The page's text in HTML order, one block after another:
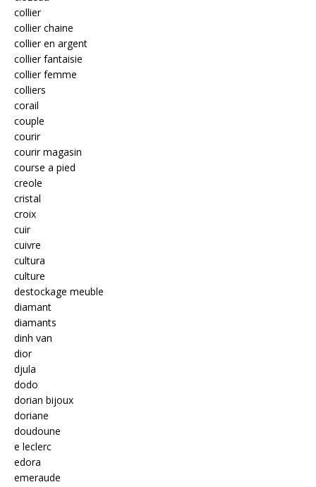
collier
collier chaine
collier en argent
collier fantaisie
collier femme
colliers
corail
couple
courir
courir magasin
course a pied
creole
cristal
croix
cuir
cuivre
cultura
culture
destockage meuble
diamant
diamants
dinh van
dior
djula
dodo
dorian bijoux
doriane
doudoune
e leclerc
edora
emeraude